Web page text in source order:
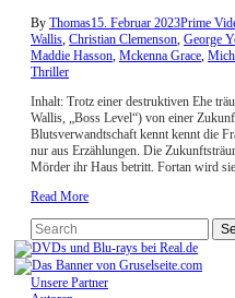
By Thomas15. Februar 2023Prime
Wallis, Christian Clemenson, George
Maddie Hasson, Mckenna Grace,
Thriller
Inhalt: Trotz einer destruktiven Ehe
Wallis, „Boss Level“) von einer
Blutsverwandtschaft kennt kennt die
nur aus Erzählungen. Die
Mörder ihr Haus betritt. Fortan wird
Read More
Unsere Partner